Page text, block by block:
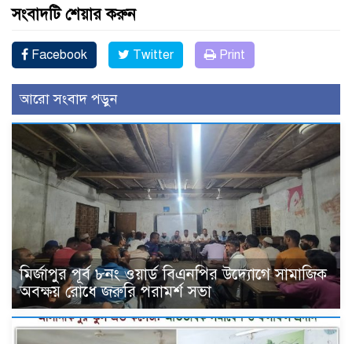
সংবাদটি শেয়ার করুন
Facebook Twitter Print
আরো সংবাদ পড়ুন
মির্জাপুর পূর্ব ৮নং ওয়ার্ড বিএনপির উদ্যোগে সামাজিক
অবক্ষয় রোধে জরুরি পরামর্শ সভা